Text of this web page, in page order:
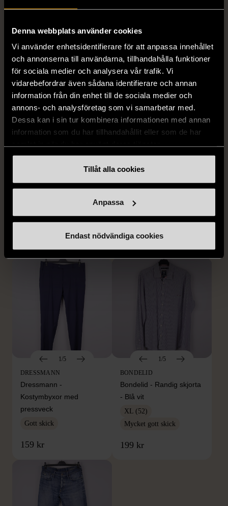
Denna webbplats använder cookies
Vi använder enhetsidentifierare för att anpassa innehållet
och annonserna till användarna, tillhandahålla funktioner
för sociala medier och analysera vår trafik. Vi
vidarebefordrar även sådana identifierare och annan
information från din enhet till de sociala medier och
annons- och analysföretag som vi samarbetar med.
Dessa kan i sin tur kombinera informationen med annan
information som du har tillhandahållit eller som de har
Tillåt alla cookies
Anpassa
Endast nödvändiga cookies
L (50) Gott skick
259 kr
Mycket gott skick
279 kr
BY TEESHOPPEN
XXL (54) Nytt skick
HILDITCH & KEY
med bröstficka
Mycket gott skick
399 kr
1/5
DRESSMANN
Dressmann -
Kostymbyxor med
pressveck
Gott skick
159 kr
1/5
BONDELID
Bondelid - Randig skjorta
- Blå vit
XL (52)
Mycket gott skick
199 kr